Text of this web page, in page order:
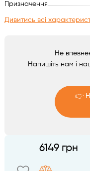
Холодильне
Аксесуари
Призначення
Дивитись всі
Не
Напишіть нам і
👉
6149 грн